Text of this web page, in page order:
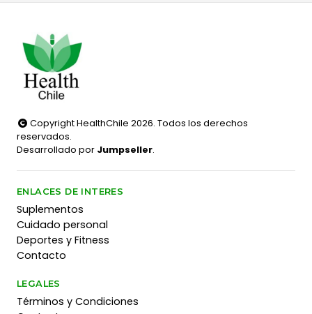
Copyright HealthChile 2026. Todos los derechos
reservados.
Desarrollado por Jumpseller.
ENLACES DE INTERES
Suplementos
Cuidado personal
Deportes y Fitness
Contacto
LEGALES
Términos y Condiciones